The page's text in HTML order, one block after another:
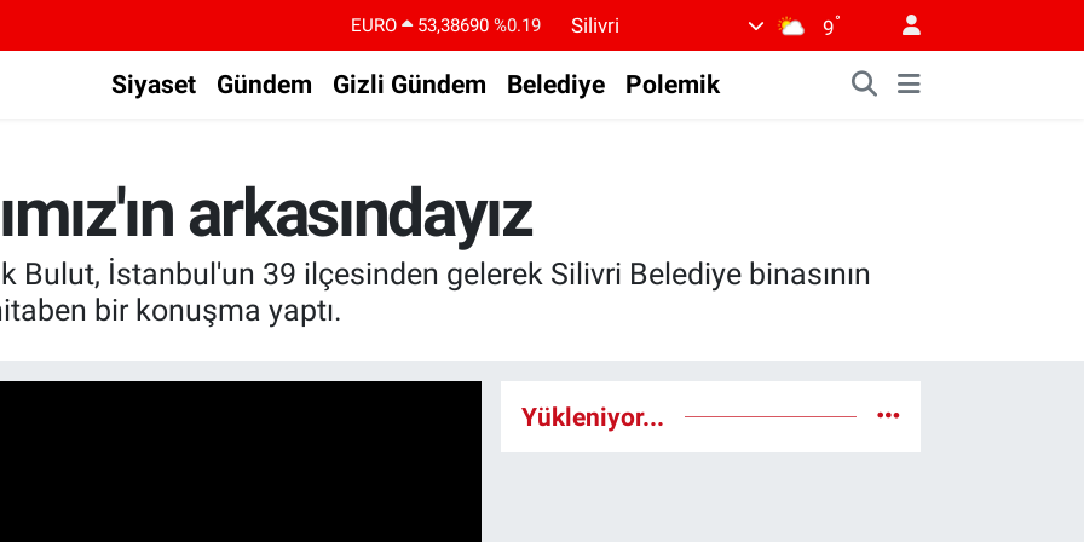
EURO 53,38690 %0.19
STERLİN
61,60380
%0.18
BITCOIN
79.591,74 %-1.82
DOLAR
45,43620 %0.02
Silivri 9°
Siyaset Gündem Gizli Gündem Belediye Polemik
arkasındayız
Bulut, İstanbul'un 39 ilçesinden gelerek Silivri Belediye binasının
bir konuşma yaptı.
Yükleniyor...